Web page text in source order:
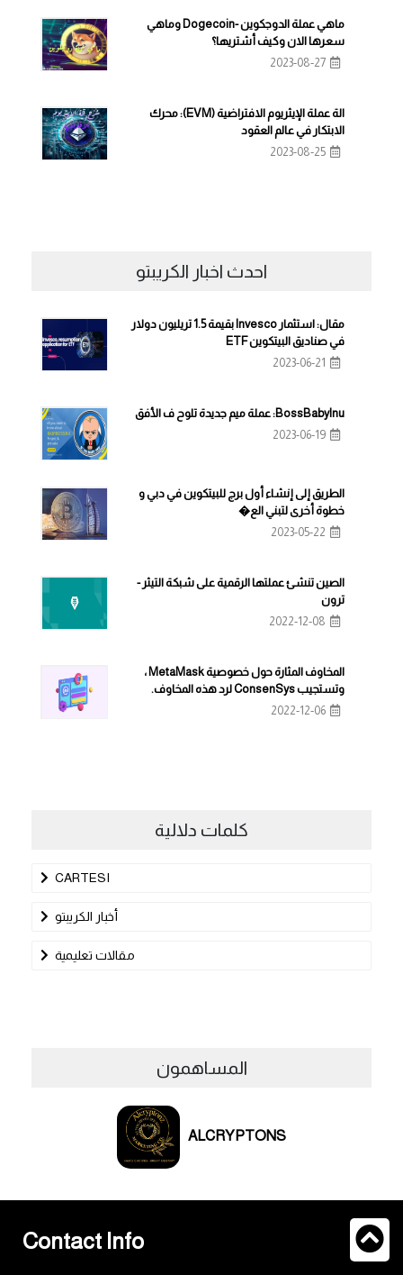
ماهي عملة الدوجكوين -Dogecoin وماهي
سعرها الان وكيف أشتريها؟
2023-08-27
الة عملة الإيثريوم الافتراضية (EVM): محرك
الابتكار في عالم العقود
2023-08-25
احدث اخبار الكريبتو
مقال: استثمار Invesco بقيمة 1.5 تريليون دولار
في صناديق البيتكوين ETF
2023-06-21
BossBabyInu: عملة ميم جديدة تلوح ف الأفق
2023-06-19
الطريق إلى إنشاء أول برج للبيتكوين في دبي و
خطوة أخرى لتبني الع�
2023-05-22
الصين تنشئ عملتها الرقمية على شبكة التيثر -
ترون
2022-12-08
المخاوف المثارة حول خصوصية MetaMask ،
وتستجيب ConsenSys لرد هذه المخاوف.
2022-12-06
كلمات دلالية
CARTESI
أخبار الكريبتو
مقالات تعليمية
المساهمون
ALCRYPTONS
Contact Info